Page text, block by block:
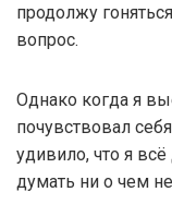
продолжу
вопрос.
Однако когда я
почувствовал
удивило, что я
думать ни о чем